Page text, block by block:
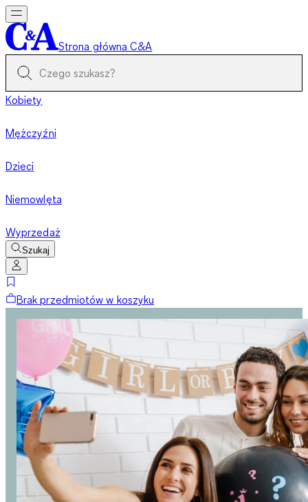
Strona główna C&A
Kobiety
Mężczyźni
Dzieci
Niemowlęta
Wyprzedaż
Szukaj
Brak przedmiotów w koszyku